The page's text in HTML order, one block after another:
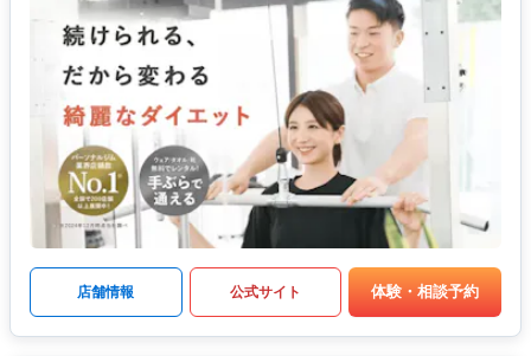
店舗情報 公式サイト 体験・相談予約